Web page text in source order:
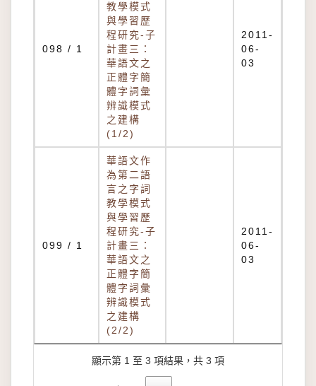
098 / 1
教學模式
與學習歷
程研究-子
計畫三：
華語文之
正體字簡
體字詞彙
辨識模式
之建構
(1/2)
2011-
06-
03
099 / 1
華語文作
為第二語
言之字詞
教學模式
與學習歷
程研究-子
計畫三：
華語文之
正體字簡
體字詞彙
辨識模式
之建構
(2/2)
2011-
06-
03
顯示第 1 至 3 項結果，共 3 項